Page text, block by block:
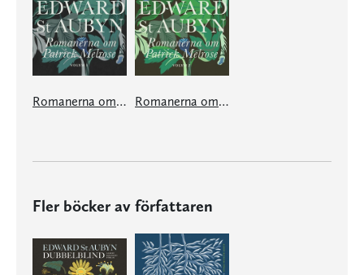
Romanerna om Patrick Melrose. Vol 1 Romanerna om Patrick Melrose. Vol 2
Fler böcker av författaren